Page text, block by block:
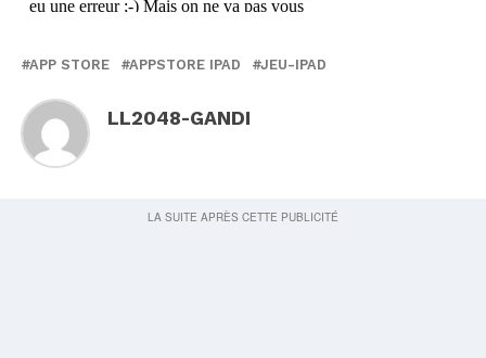
APP STORE APPSTORE IPAD JEU-IPAD
LL2048-GANDI